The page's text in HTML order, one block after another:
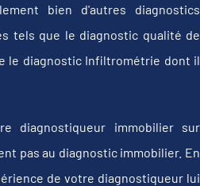
bien d'autres diagnostics
tels que le diagnostic qualité de
le diagnostic Infiltrométrie dont il
diagnostiqueur immobilier sur
pas au diagnostic immobilier. En
de votre diagnostiqueur lui